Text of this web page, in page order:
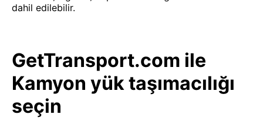
dahil edilebilir.
GetTransport.com ile
Kamyon yük taşımacılığı
seçin